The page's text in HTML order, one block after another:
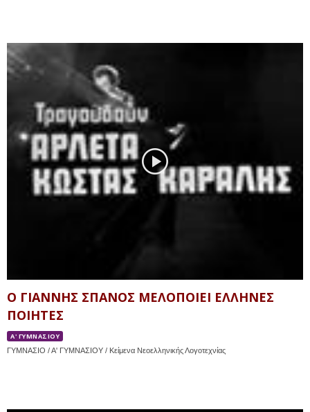
Ο ΓΙΑΝΝΗΣ ΣΠΑΝΟΣ ΜΕΛΟΠΟΙΕΙ ΕΛΛΗΝΕΣ
ΠΟΙΗΤΕΣ
Α' ΓΥΜΝΑΣΙΟΥ
ΓΥΜΝΑΣΙΟ / Α' ΓΥΜΝΑΣΙΟΥ / Κείμενα Νεοελληνικής Λογοτεχνίας